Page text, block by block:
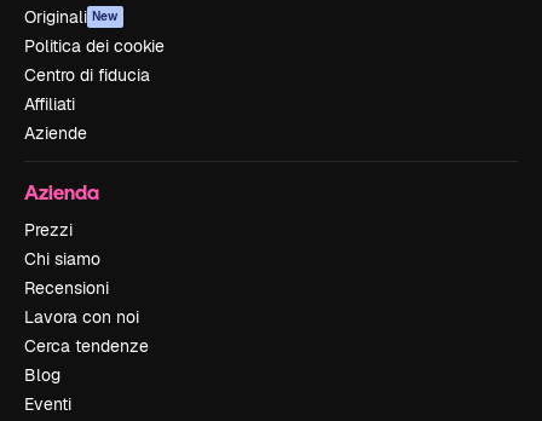
Originali New
Politica dei cookie
Centro di fiducia
Affiliati
Aziende
Azienda
Prezzi
Chi siamo
Recensioni
Lavora con noi
Cerca tendenze
Blog
Eventi